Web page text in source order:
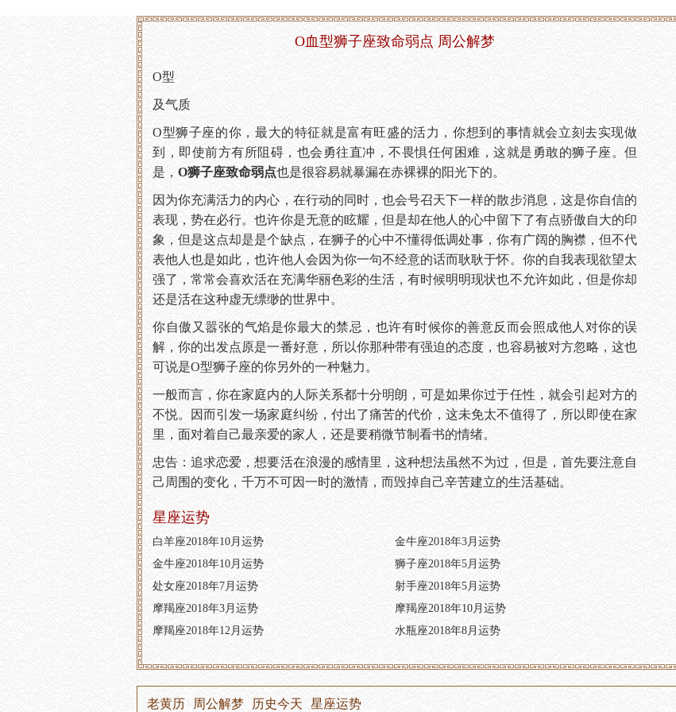
O血型狮子座致命弱点 周公解梦
O型
及气质
O型狮子座的你，最大的特征就是富有旺盛的活力，你想到的事情就会立刻去实现做
到，即使前方有所阻碍，也会勇往直冲，不畏惧任何困难，这就是勇敢的狮子座。但
是， O狮子座致命弱点也是很容易就暴漏在赤裸裸的阳光下的。
因为你充满活力的内心，在行动的同时，也会号召天下一样的散步消息，这是你自信的
表现，势在必行。也许你是无意的眩耀，但是却在他人的心中留下了有点骄傲自大的印
象，但是这点却是是个缺点，在狮子的心中不懂得低调处事，你有广阔的胸襟，但不代
表他人也是如此，也许他人会因为你一句不经意的话而耿耿于怀。你的自我表现欲望太
强了，常常会喜欢活在充满华丽色彩的生活，有时候明明现状也不允许如此，但是你却
还是活在这种虚无缥缈的世界中。
你自傲又嚣张的气焰是你最大的禁忌，也许有时候你的善意反而会照成他人对你的误
解，你的出发点原是一番好意，所以你那种带有强迫的态度，也容易被对方忽略，这也
可说是O型狮子座的你另外的一种魅力。
一般而言，你在家庭内的人际关系都十分明朗，可是如果你过于任性，就会引起对方的
不悦。因而引发一场家庭纠纷，付出了痛苦的代价，这未免太不值得了，所以即使在家
里，面对着自己最亲爱的家人，还是要稍微节制看书的情绪。
忠告：追求恋爱，想要活在浪漫的感情里，这种想法虽然不为过，但是，首先要注意自
己周围的变化，千万不可因一时的激情，而毁掉自己辛苦建立的生活基础。
星座运势
白羊座2018年10月运势
金牛座2018年3月运势
金牛座2018年10月运势
狮子座2018年5月运势
处女座2018年7月运势
射手座2018年5月运势
摩羯座2018年3月运势
摩羯座2018年10月运势
摩羯座2018年12月运势
水瓶座2018年8月运势
老黄历 周公解梦 历史今天 星座运势